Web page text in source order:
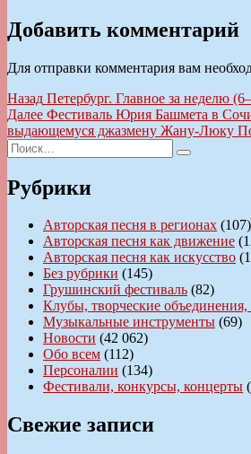
Добавить комментарий
Для отправки комментария вам
Навигация
по
записям
Назад Предыдущая
запись:
Петербург. Главное за неделю
Далее Следующая
запись:
Фестиваль Юрия Башмета в
выдающемуся джазмену Жану-Люку
Искать:
Поиск
Рубрики
Авторская песня в регионах (107)
Авторская песня как движение
Авторская песня как искусство
Без рубрики (145)
Грушинский фестиваль (82)
Клубы, творческие объединения,
Музыкальные инструменты (69)
Новости (42 062)
Обо всем (112)
Персоналии (134)
Фестивали, конкурсы, концерты
Свежие записи